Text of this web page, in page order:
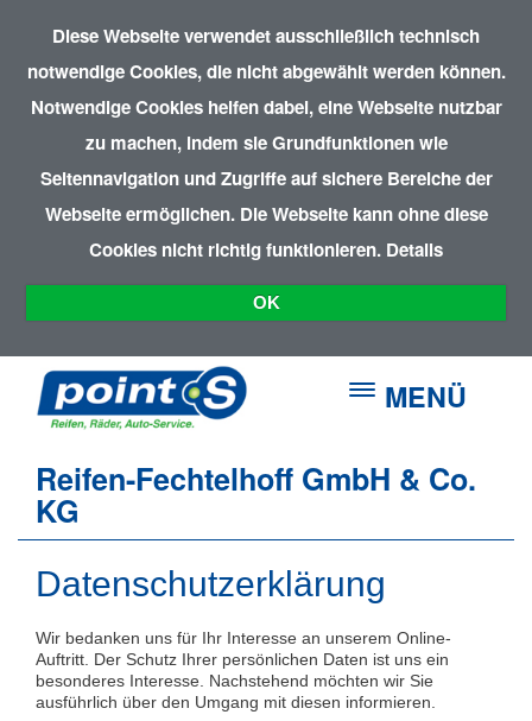
Diese Webseite verwendet ausschließlich technisch
notwendige Cookies, die nicht abgewählt werden können.
Notwendige Cookies helfen dabei, eine Webseite nutzbar
zu machen, indem sie Grundfunktionen wie
Seitennavigation und Zugriffe auf sichere Bereiche der
Webseite ermöglichen. Die Webseite kann ohne diese
Cookies nicht richtig funktionieren. Details
OK
MENÜ
Reifen-Fechtelhoff GmbH & Co.
KG
Datenschutzerklärung
Wir bedanken uns für Ihr Interesse an unserem Online-
Auftritt. Der Schutz Ihrer persönlichen Daten ist uns ein
besonderes Interesse. Nachstehend möchten wir Sie
ausführlich über den Umgang mit diesen informieren.